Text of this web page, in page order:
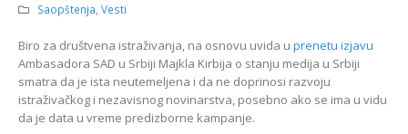
Saopštenja Vesti
Biro za društvena istraživanja, na osnovu uvida u prenetu izjavu
Ambasadora SAD u Srbiji Majkla Kirbija o stanju medija u Srbiji
smatra da je ista neutemeljena i da ne doprinosi razvoju
istraživačkog i nezavisnog novinarstva, posebno ako se ima u vidu
da je data u vreme predizborne kampanje.